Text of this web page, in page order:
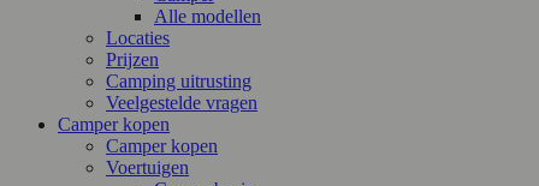
Alle modellen
Locaties
Prijzen
Camping uitrusting
Veelgestelde vragen
Camper kopen
Camper kopen
Voertuigen